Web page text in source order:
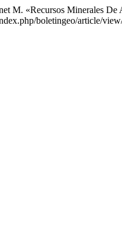
M. «Recursos Minerales
boletingeo/article/